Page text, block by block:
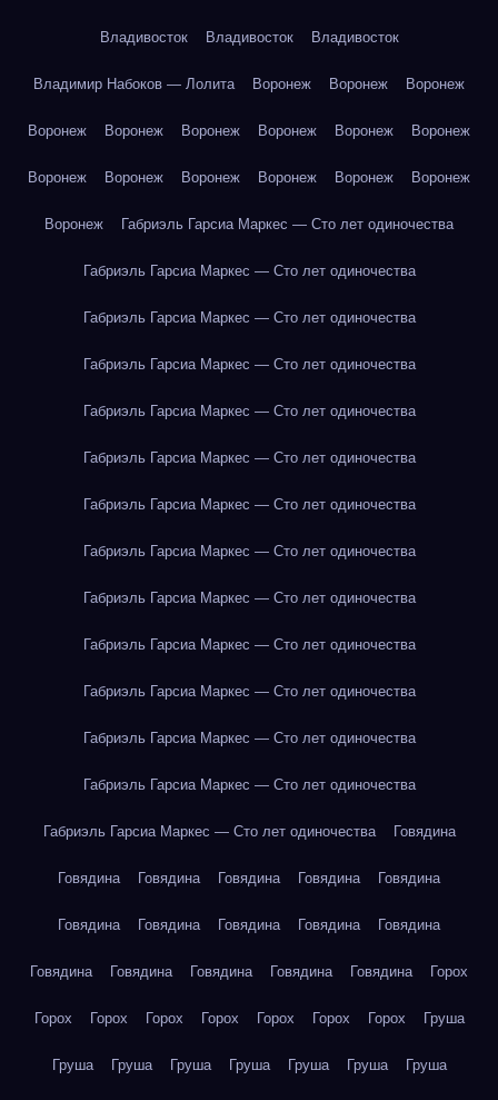
Владивосток Владивосток Владивосток
Владимир Набоков — Лолита Воронеж Воронеж Воронеж
Воронеж Воронеж Воронеж Воронеж Воронеж Воронеж
Воронеж Воронеж Воронеж Воронеж Воронеж Воронеж
Воронеж Габриэль Гарсиа Маркес — Сто лет одиночества
Габриэль Гарсиа Маркес — Сто лет одиночества
Габриэль Гарсиа Маркес — Сто лет одиночества
Габриэль Гарсиа Маркес — Сто лет одиночества
Габриэль Гарсиа Маркес — Сто лет одиночества
Габриэль Гарсиа Маркес — Сто лет одиночества
Габриэль Гарсиа Маркес — Сто лет одиночества
Габриэль Гарсиа Маркес — Сто лет одиночества
Габриэль Гарсиа Маркес — Сто лет одиночества
Габриэль Гарсиа Маркес — Сто лет одиночества
Габриэль Гарсиа Маркес — Сто лет одиночества
Габриэль Гарсиа Маркес — Сто лет одиночества
Габриэль Гарсиа Маркес — Сто лет одиночества
Габриэль Гарсиа Маркес — Сто лет одиночества Говядина
Говядина Говядина Говядина Говядина Говядина
Говядина Говядина Говядина Говядина Говядина
Говядина Говядина Говядина Говядина Говядина Горох
Горох Горох Горох Горох Горох Горох Горох Груша
Груша Груша Груша Груша Груша Груша Груша